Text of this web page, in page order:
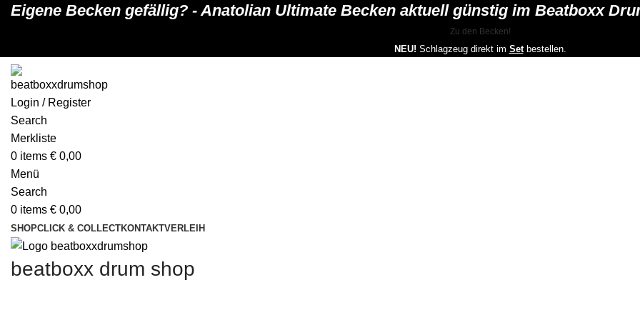
Eigene Becken gefällig? - Anatolian Ultimate Becken aktuell günstig im Beatboxx
Zu den Becken!
NEU! Schlagzeug direkt im Setbestellen.
Login / Register
Search
Merkliste
0 items € 0,00
Menü
Search
0 items € 0,00
SHOPCLICK & COLLECTKONTAKTVERLEIH
beatboxx drum shop